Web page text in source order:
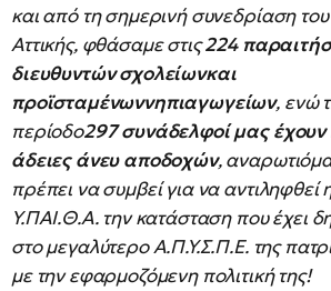
και από τη σημερινή συνεδρίαση
Αττικής, φθάσαμε στις224
διευθυντών σχολείωνκαι
προϊσταμένωννηπιαγωγείων, ενώ
περίοδο297 συνάδελφοί μας
άδειες άνευ αποδοχών,
πρέπει να συμβεί για να αντιληφθεί
Υ.ΠΑΙ.Θ.Α. την κατάσταση που έχει
στο μεγαλύτερο Α.Π.Υ.Σ.Π.Ε. της
με την εφαρμοζόμενη πολιτική της!